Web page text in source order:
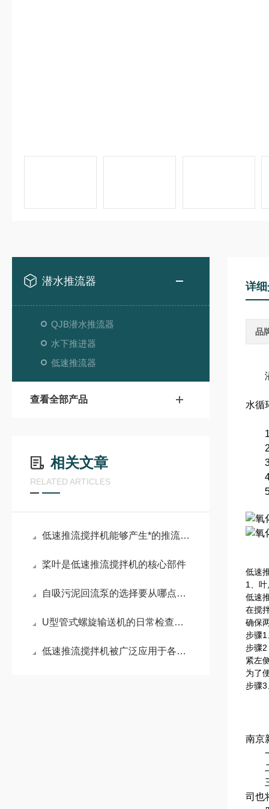
潜水推流器
QJB潜水推流器
水下推进器
低速推流器
查看全部产品
相关文章
RELATED ARTICLES
低速推流搅拌机能够产生*的推流效应
桨叶是低速推流搅拌机的核心部件
自吸污泥回流泵的选择要从哪点入手？
U型管式螺旋输送机的日常检查要做到这些
低速推流搅拌机被广泛应用于各种规模的水处理项目中
详
品
潜
水循
2.
3.
4.
5.
低速
1、
低速
在搅
确保
步骤1
步骤
紧左
为了
步骤3
南京
一.
二.
三.
司也